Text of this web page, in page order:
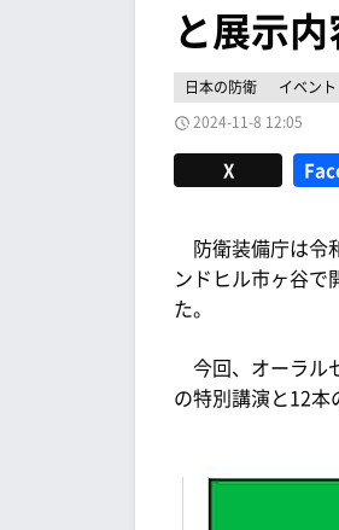
と展示
日本の防衛 イベント
2024-11-8 12:05
X
防衛装備庁は令
ンドヒル市ヶ谷
た。
今回、オーラル
の特別講演と12本